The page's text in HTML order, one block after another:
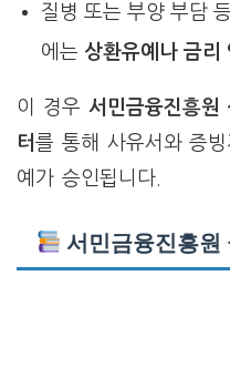
질병 또는 부양 부담
에는 상환유예나 금리
이 경우 서민금융진흥
터 를 통해 사유서와 증
예가 승인됩니다.
서민금융진흥원